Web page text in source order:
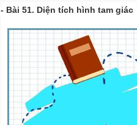
- Bài 51. Diện tích hình tam giác